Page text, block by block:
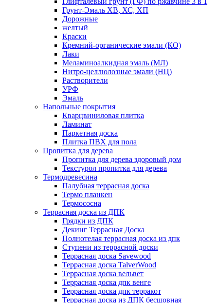
Грунт-Эмаль ХВ, ХС, ХП
Дорожные
желтый
Краски
Кремний-органические эмали (КО)
Лаки
Меламиноалкидная эмаль (МЛ)
Нитро-целлюлозные эмали (НЦ)
Растворители
УРФ
Эмаль
Напольные покрытия
Кварцвиниловая плитка
Ламинат
Паркетная доска
Плитка ПВХ для пола
Пропитка для дерева
Пропитка для дерева здоровый дом
Текстурол пропитка для дерева
Термодревесина
Палубная террасная доска
Термо планкен
Термососна
Террасная доска из ДПК
Грядки из ДПК
Декинг Террасная Доска
Полнотелая террасная доска из дпк
Ступени из террасной доски
Террасная доска Savewood
Террасная доска TalverWood
Террасная доска вельвет
Террасная доска дпк венге
Террасная доска дпк терракот
Террасная доска из ДПК бесшовная